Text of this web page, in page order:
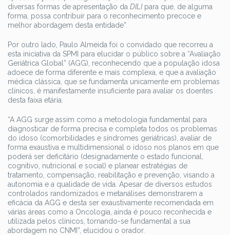
diversas formas de apresentação da DILIpara que, de alguma
forma, possa contribuir para o reconhecimento precoce e
melhor abordagem desta entidade”.
Por outro lado, Paulo Almeida foi o convidado que recorreu a
esta iniciativa da SPMI para elucidar o público sobre a “Avaliação
Geriátrica Global” (AGG), reconhecendo que a população idosa
adoece de forma diferente e mais complexa, e que a avaliação
médica clássica, que se fundamenta unicamente em problemas
clínicos, é manifestamente insuficiente para avaliar os doentes
desta faixa etária.
“A AGG surge assim como a metodologia fundamental para
diagnosticar de forma precisa e completa todos os problemas
do idoso (comorbilidades e síndromes geriátricas), avaliar de
forma exaustiva e multidimensional o idoso nos planos em que
poderá ser deficitário (designadamente o estado funcional,
cognitivo, nutricional e social) e planear estratégias de
tratamento, compensação, reabilitação e prevenção, visando a
autonomia e a qualidade de vida. Apesar de diversos estudos
controlados randomizados e metanálises demonstrarem a
eficácia da AGG e desta ser exaustivamente recomendada em
várias áreas como a Oncologia, ainda é pouco reconhecida e
utilizada pelos clínicos, tornando-se fundamental a sua
abordagem no CNMI”, elucidou o orador.